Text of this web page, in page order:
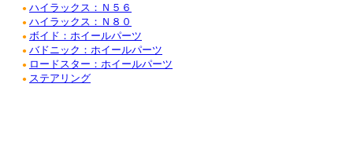
● ハイラックス：Ｎ５６
● ハイラックス：Ｎ８０
● ボイド：ホイールパーツ
● バドニック：ホイールパーツ
● ロードスター：ホイールパーツ
● ステアリング